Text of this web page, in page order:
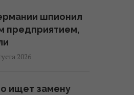
шпионил
предприятием,
2026
ищет замену